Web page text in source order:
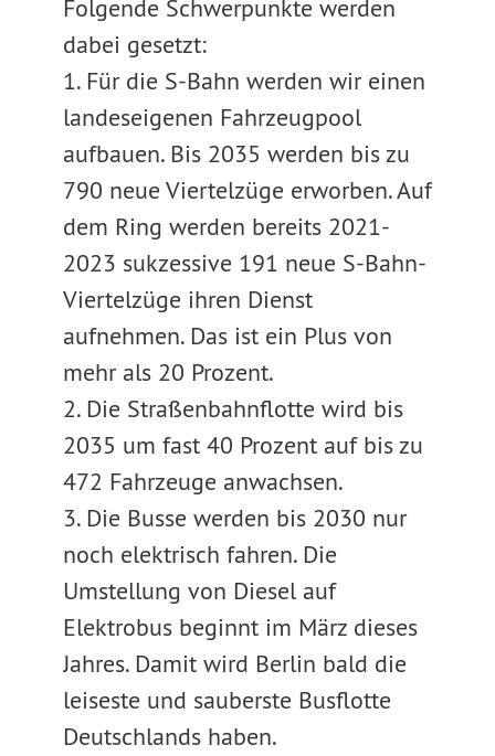
Folgende Schwerpunkte werden
dabei gesetzt:
1. Für die S-Bahn werden wir einen
landeseigenen Fahrzeugpool
aufbauen. Bis 2035 werden bis zu
790 neue Viertelzüge erworben. Auf
dem Ring werden bereits 2021-
2023 sukzessive 191 neue S-Bahn-
Viertelzüge ihren Dienst
aufnehmen. Das ist ein Plus von
mehr als 20 Prozent.
2. Die Straßenbahnflotte wird bis
2035 um fast 40 Prozent auf bis zu
472 Fahrzeuge anwachsen.
3. Die Busse werden bis 2030 nur
noch elektrisch fahren. Die
Umstellung von Diesel auf
Elektrobus beginnt im März dieses
Jahres. Damit wird Berlin bald die
leiseste und sauberste Busflotte
Deutschlands haben.